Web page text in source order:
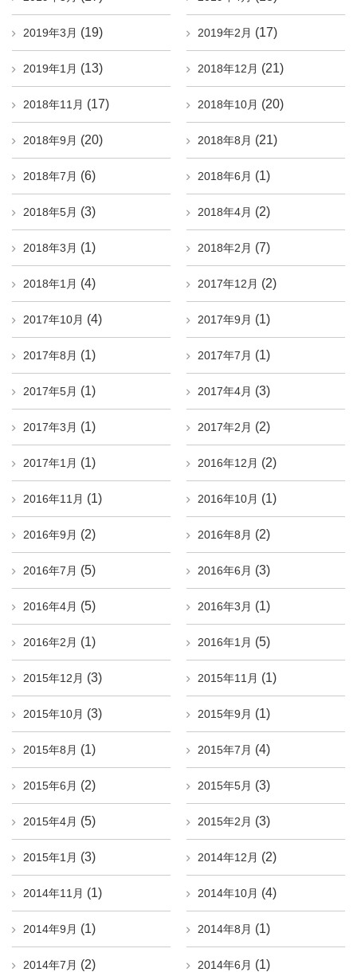
2019年3月 (19) 2019年2月 (17)
2019年1月 (13) 2018年12月 (21)
2018年11月 (17) 2018年10月 (20)
2018年9月 (20) 2018年8月 (21)
2018年7月 (6) 2018年6月 (1)
2018年5月 (3) 2018年4月 (2)
2018年3月 (1) 2018年2月 (7)
2018年1月 (4) 2017年12月 (2)
2017年10月 (4) 2017年9月 (1)
2017年8月 (1) 2017年7月 (1)
2017年5月 (1) 2017年4月 (3)
2017年3月 (1) 2017年2月 (2)
2017年1月 (1) 2016年12月 (2)
2016年11月 (1) 2016年10月 (1)
2016年9月 (2) 2016年8月 (2)
2016年7月 (5) 2016年6月 (3)
2016年4月 (5) 2016年3月 (1)
2016年2月 (1) 2016年1月 (5)
2015年12月 (3) 2015年11月 (1)
2015年10月 (3) 2015年9月 (1)
2015年8月 (1) 2015年7月 (4)
2015年6月 (2) 2015年5月 (3)
2015年4月 (5) 2015年2月 (3)
2015年1月 (3) 2014年12月 (2)
2014年11月 (1) 2014年10月 (4)
2014年9月 (1) 2014年8月 (1)
2014年7月 (2) 2014年6月 (1)